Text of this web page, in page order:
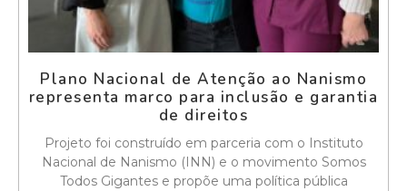
Plano Nacional de Atenção ao Nanismo
representa marco para inclusão e garantia
de direitos
Projeto foi construído em parceria com o Instituto
Nacional de Nanismo (INN) e o movimento Somos
Todos Gigantes e propõe uma política pública